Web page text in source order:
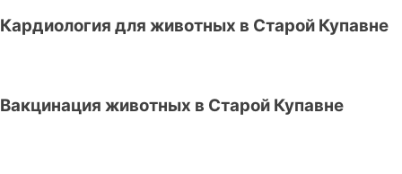
Кардиология для животных в Старой Купавне
Вакцинация животных в Старой Купавне